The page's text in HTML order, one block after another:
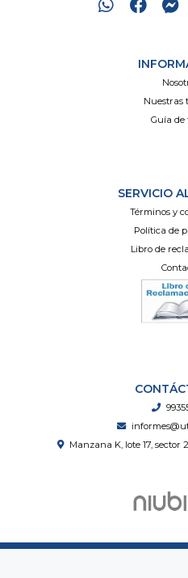
Nuestras
Guía de
SERVICIO
Términos y
Política de
Libro de
Manzana K, lote 17, sector